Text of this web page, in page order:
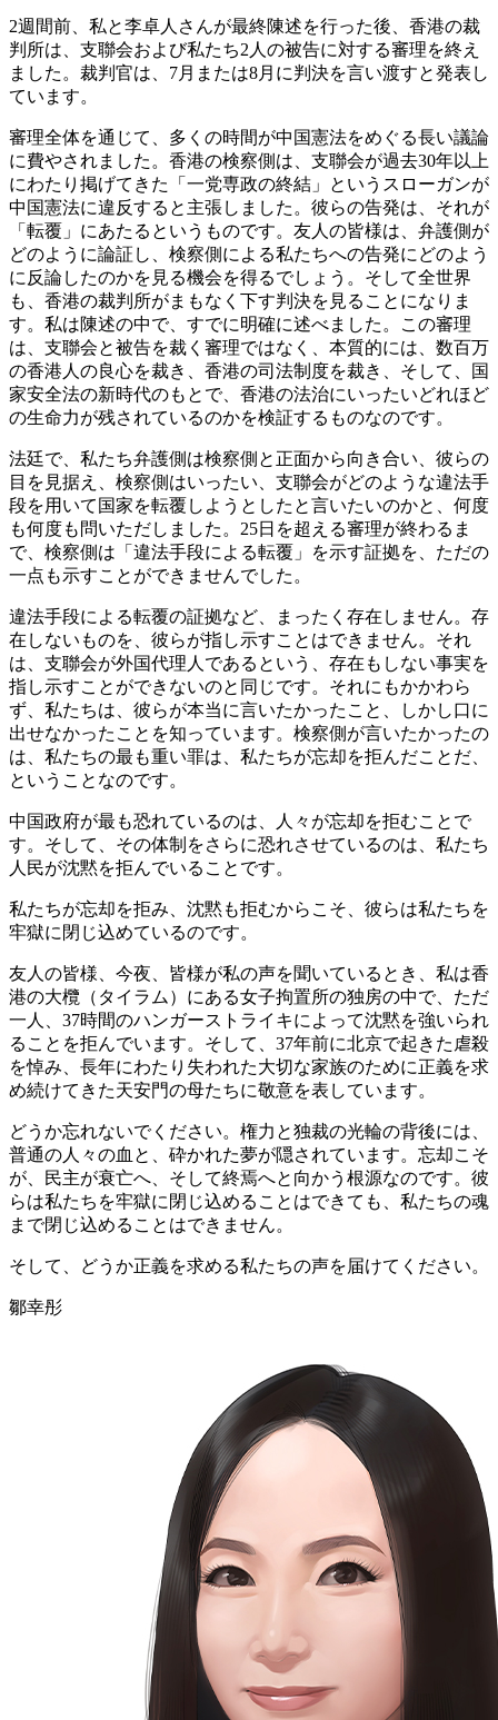
2週間前、私と李卓人さんが最終陳述を行った後、香港の裁
判所は、支聯会および私たち2人の被告に対する審理を終え
ました。裁判官は、7月または8月に判決を言い渡すと発表し
ています。
審理全体を通じて、多くの時間が中国憲法をめぐる長い議論
に費やされました。香港の検察側は、支聯会が過去30年以上
にわたり掲げてきた「一党専政の終結」というスローガンが
中国憲法に違反すると主張しました。彼らの告発は、それが
「転覆」にあたるというものです。友人の皆様は、弁護側が
どのように論証し、検察側による私たちへの告発にどのよう
に反論したのかを見る機会を得るでしょう。そして全世界
も、香港の裁判所がまもなく下す判決を見ることになりま
す。私は陳述の中で、すでに明確に述べました。この審理
は、支聯会と被告を裁く審理ではなく、本質的には、数百万
の香港人の良心を裁き、香港の司法制度を裁き、そして、国
家安全法の新時代のもとで、香港の法治にいったいどれほど
の生命力が残されているのかを検証するものなのです。
法廷で、私たち弁護側は検察側と正面から向き合い、彼らの
目を見据え、検察側はいったい、支聯会がどのような違法手
段を用いて国家を転覆しようとしたと言いたいのかと、何度
も何度も問いただしました。25日を超える審理が終わるま
で、検察側は「違法手段による転覆」を示す証拠を、ただの
一点も示すことができませんでした。
違法手段による転覆の証拠など、まったく存在しません。存
在しないものを、彼らが指し示すことはできません。それ
は、支聯会が外国代理人であるという、存在もしない事実を
指し示すことができないのと同じです。それにもかかわら
ず、私たちは、彼らが本当に言いたかったこと、しかし口に
出せなかったことを知っています。検察側が言いたかったの
は、私たちの最も重い罪は、私たちが忘却を拒んだことだ、
ということなのです。
中国政府が最も恐れているのは、人々が忘却を拒むことで
す。そして、その体制をさらに恐れさせているのは、私たち
人民が沈黙を拒んでいることです。
私たちが忘却を拒み、沈黙も拒むからこそ、彼らは私たちを
牢獄に閉じ込めているのです。
友人の皆様、今夜、皆様が私の声を聞いているとき、私は香
港の大欖（タイラム）にある女子拘置所の独房の中で、ただ
一人、37時間のハンガーストライキによって沈黙を強いられ
ることを拒んでいます。そして、37年前に北京で起きた虐殺
を悼み、長年にわたり失われた大切な家族のために正義を求
め続けてきた天安門の母たちに敬意を表しています。
どうか忘れないでください。権力と独裁の光輪の背後には、
普通の人々の血と、砕かれた夢が隠されています。忘却こそ
が、民主が衰亡へ、そして終焉へと向かう根源なのです。彼
らは私たちを牢獄に閉じ込めることはできても、私たちの魂
まで閉じ込めることはできません。
そして、どうか正義を求める私たちの声を届けてください。
鄒幸彤